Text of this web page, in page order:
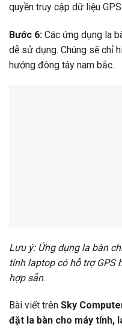
quyền truy cập dữ liệu
Bước 6: Các ứng dụng la
dễ sử dụng. Chúng sẽ chỉ
hướng đông tây nam bắc.
Lưu ý: Ứng dụng la bàn
tính laptop có hỗ trợ GPS
hợp sẵn.
Bài viết trên Sky
đặt la bàn cho máy tính,